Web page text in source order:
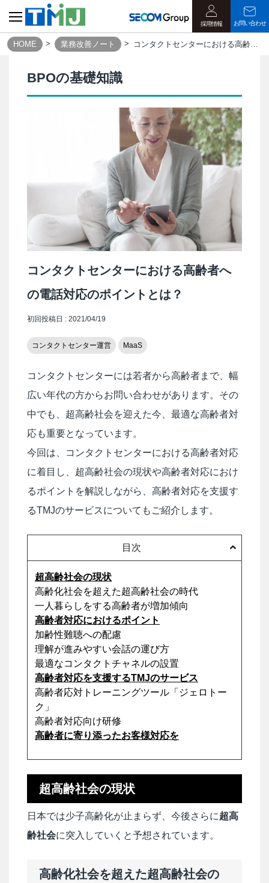
採用情報 お問い合わせ
HOME 業務改善ノート コンタクトセンターにおける高齢者への電話対応のポイントとは？｜業務改善ノート
BPOの基礎知識
コンタクトセンター運営 MaaS
初回投稿日 : 2021/04/19
コンタクトセンターにおける高齢者へ
の電話対応のポイントとは？
コンタクトセンターには若者から高齢者まで、幅
広い年代の方からお問い合わせがあります。その
中でも、超高齢社会を迎えた今、最適な高齢者対
応も重要となっています。
今回は、コンタクトセンターにおける高齢者対応
に着目し、超高齢社会の現状や高齢者対応におけ
るポイントを解説しながら、高齢者対応を支援す
るTMJのサービスについてもご紹介します。
目次
超高齢社会の現状
高齢化社会を超えた超高齢社会の時代
一人暮らしをする高齢者が増加傾向
高齢者対応におけるポイント
加齢性難聴への配慮
理解が進みやすい会話の運び方
最適なコンタクトチャネルの設置
高齢者対応を支援するTMJのサービス
高齢者応対トレーニングツール「ジェロトー
ク」
高齢者対応向け研修
高齢者に寄り添ったお客様対応を
超高齢社会の現状
日本では少子高齢化が止まらず、今後さらに超高
齢社会に突入していくと予想されています。
高齢化社会を超えた超高齢社会の